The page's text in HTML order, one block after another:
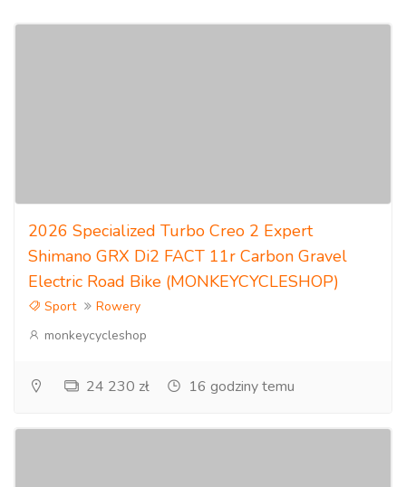
2026 Specialized Turbo Creo 2 Expert
Shimano GRX Di2 FACT 11r Carbon Gravel
Electric Road Bike (MONKEYCYCLESHOP)
Sport
Rowery
monkeycycleshop
24 230 zł 16 godziny temu